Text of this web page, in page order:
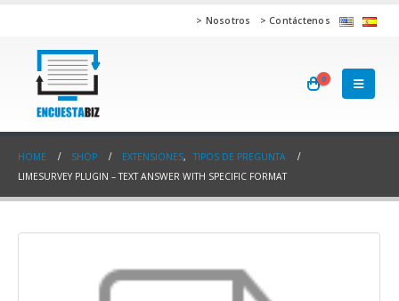
> Nosotros > Contáctenos
0
HOME SHOP EXTENSIONES,
TIPOS DE PREGUNTA
LIMESURVEY PLUGIN – TEXT ANSWER WITH SPECIFIC FORMAT